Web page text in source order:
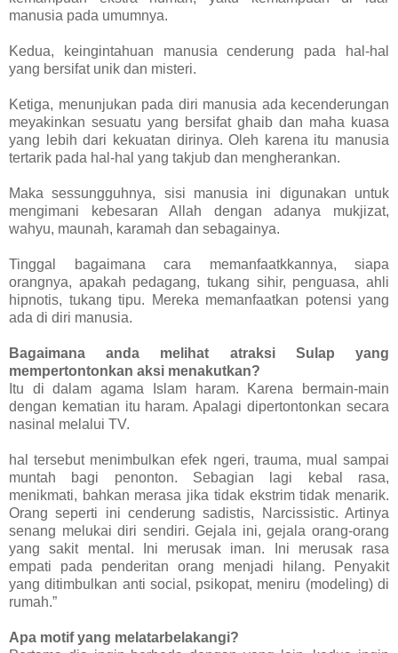
manusia pada umumnya.
Kedua, keingintahuan manusia cenderung pada hal-hal
yang bersifat unik dan misteri.
Ketiga, menunjukan pada diri manusia ada kecenderungan
meyakinkan sesuatu yang bersifat ghaib dan maha kuasa
yang lebih dari kekuatan dirinya. Oleh karena itu manusia
tertarik pada hal-hal yang takjub dan mengherankan.
Maka sessungguhnya, sisi manusia ini digunakan untuk
mengimani kebesaran Allah dengan adanya mukjizat,
wahyu, maunah, karamah dan sebagainya.
Tinggal bagaimana cara memanfaatkkannya, siapa
orangnya, apakah pedagang, tukang sihir, penguasa, ahli
hipnotis, tukang tipu. Mereka memanfaatkan potensi yang
ada di diri manusia.
Bagaimana anda melihat atraksi Sulap yang
mempertontonkan aksi menakutkan?
Itu di dalam agama Islam haram. Karena bermain-main
dengan kematian itu haram. Apalagi dipertontonkan secara
nasinal melalui TV.
hal tersebut menimbulkan efek ngeri, trauma, mual sampai
muntah bagi penonton. Sebagian lagi kebal rasa,
menikmati, bahkan merasa jika tidak ekstrim tidak menarik.
Orang seperti ini cenderung sadistis, Narcissistic. Artinya
senang melukai diri sendiri. Gejala ini, gejala orang-orang
yang sakit mental. Ini merusak iman. Ini merusak rasa
empati pada penderitan orang menjadi hilang. Penyakit
yang ditimbulkan anti social, psikopat, meniru (modeling) di
rumah.”
Apa motif yang melatarbelakangi?